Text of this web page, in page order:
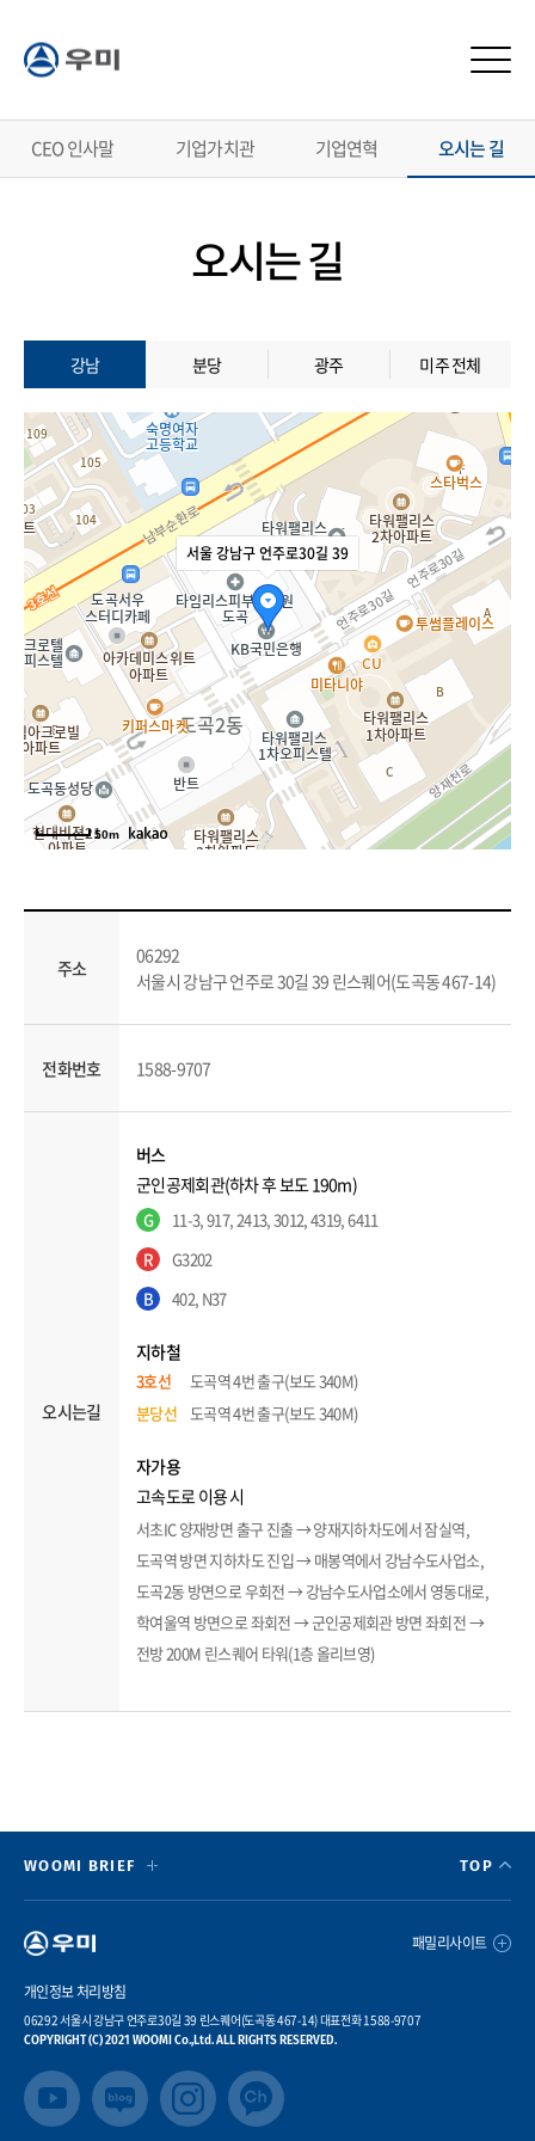
메뉴
CEO 인사말 기업가치관 기업연혁 오시는 길
오시는 길
강남 분당 광주 미주 전체
서울 강남구 언주로30길 39
50m
주소
06292
서울시 강남구 언주로 30길 39 린스퀘어(도곡동 467-14)
전화번호 1588-9707
오시는길
버스
군인공제회관(하차 후 보도 190m)
G
11-3, 917, 2413, 3012, 4319, 6411
R
G3202
B
402, N37
지하철
3호선
도곡역 4번 출구(보도 340M)
분당선
도곡역 4번 출구(보도 340M)
자가용
고속도로 이용 시
서초IC 양재방면 출구 진출 → 양재지하차도에서 잠실역,
도곡역 방면 지하차도 진입 → 매봉역에서 강남수도사업소,
도곡2동 방면으로 우회전 → 강남수도사업소에서 영동대로,
학여울역 방면으로 좌회전 → 군인공제회관 방면 좌회전 →
전방 200M 린스퀘어 타워(1층 올리브영)
WOOMI BRIEF TOP
패밀리사이트
개인정보 처리방침
06292 서울시 강남구 언주로30길 39 린스퀘어(도곡동 467-14) 대표전화 1588-9707
COPYRIGHT (C) 2021 WOOMI Co.,Ltd. ALL RIGHTS RESERVED.